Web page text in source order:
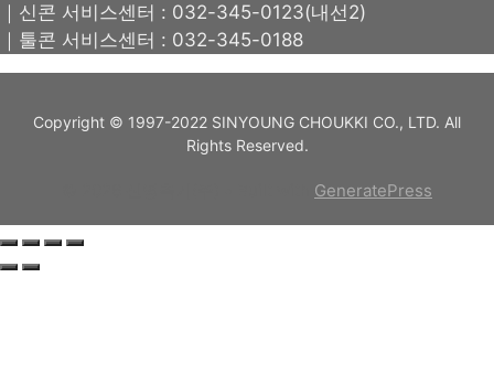
｜신콘 서비스센터 : 032-345-0123(내선2)
｜툴콘 서비스센터 : 032-345-0188
Copyright © 1997-2022 SINYOUNG CHOUKKI CO., LTD. All
Rights Reserved.
GeneratePress